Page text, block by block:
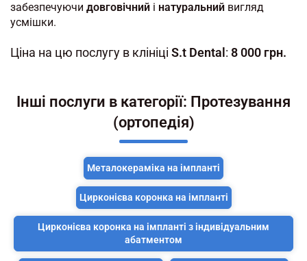
забезпечуючи довговічний і натуральний вигляд
усмішки.
Ціна на цю послугу в клініці S.t Dental : 8 000 грн.
Інші послуги в категорії: Протезування
(ортопедія)
Металокераміка на імпланті
Цирконієва коронка на імпланті
Цирконієва коронка на імпланті з індивідуальним
абатментом